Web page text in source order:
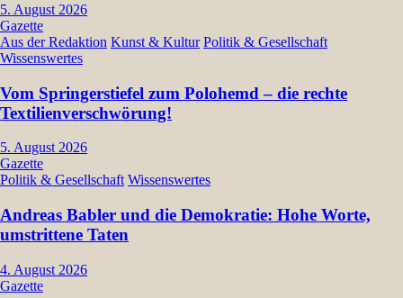
5. August 2026
Gazette
Aus der Redaktion Kunst & Kultur Politik & Gesellschaft
Wissenswertes
Vom Springerstiefel zum Polohemd – die rechte
Textilienverschwörung!
5. August 2026
Gazette
Politik & Gesellschaft Wissenswertes
Andreas Babler und die Demokratie: Hohe Worte,
umstrittene Taten
4. August 2026
Gazette